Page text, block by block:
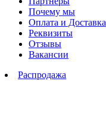
Почему мы
Оплата и Доставка
Реквизиты
Отзывы
Вакансии
Распродажа